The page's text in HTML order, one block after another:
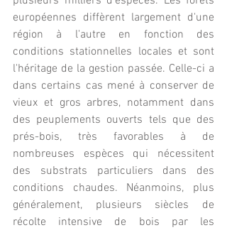
européennes diffèrent largement d'une
région à l'autre en fonction des
conditions stationnelles locales et sont
l'héritage de la gestion passée. Celle-ci a
dans certains cas mené à conserver de
vieux et gros arbres, notamment dans
des peuplements ouverts tels que des
prés-bois, très favorables à de
nombreuses espèces qui nécessitent
des substrats particuliers dans des
conditions chaudes. Néanmoins, plus
généralement, plusieurs siècles de
récolte intensive de bois par les